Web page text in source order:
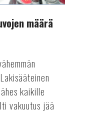
määrä
kaikille
vakuutus jää